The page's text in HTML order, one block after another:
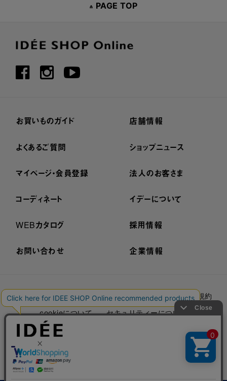
PAGE TOP
お買いものガイド
よくあるご質問
マイページ・会員登録
コーディネート
WEBカタログ
お問い合わせ
店舗情報
ショップニュース
法人のお客さま
イデーについて
採用情報
企業情報
プライバシーポリシー 外部送信ポリシー
ご利用規約
cookieについて
セキュリティーについて
特定商取引法に基づく表示
古物営業法に基づく表示